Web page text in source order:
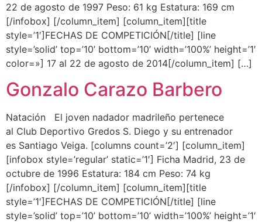
22 de agosto de 1997 Peso: 61 kg Estatura: 169 cm
[/infobox] [/column_item] [column_item][title
style=’1′]FECHAS DE COMPETICIÓN[/title] [line
style=’solid’ top=’10’ bottom=’10’ width=’100%’ height=’1′
color=»] 17 al 22 de agosto de 2014[/column_item] […]
Gonzalo Carazo Barbero
Natación El joven nadador madrileño pertenece
al Club Deportivo Gredos S. Diego y su entrenador
es Santiago Veiga. [columns count=’2′] [column_item]
[infobox style=’regular’ static=’1′] Ficha Madrid, 23 de
octubre de 1996 Estatura: 184 cm Peso: 74 kg
[/infobox] [/column_item] [column_item][title
style=’1′]FECHAS DE COMPETICIÓN[/title] [line
style=’solid’ top=’10’ bottom=’10’ width=’100%’ height=’1′